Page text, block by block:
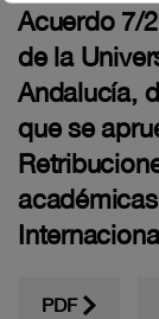
Acuerdo 7/
de la
Andalucía,
que se
PDF